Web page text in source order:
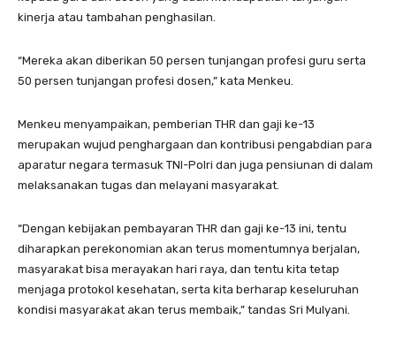
kinerja atau tambahan penghasilan.
“Mereka akan diberikan 50 persen tunjangan profesi guru serta
50 persen tunjangan profesi dosen,” kata Menkeu.
Menkeu menyampaikan, pemberian THR dan gaji ke-13
merupakan wujud penghargaan dan kontribusi pengabdian para
aparatur negara termasuk TNI-Polri dan juga pensiunan di dalam
melaksanakan tugas dan melayani masyarakat.
“Dengan kebijakan pembayaran THR dan gaji ke-13 ini, tentu
diharapkan perekonomian akan terus momentumnya berjalan,
masyarakat bisa merayakan hari raya, dan tentu kita tetap
menjaga protokol kesehatan, serta kita berharap keseluruhan
kondisi masyarakat akan terus membaik,” tandas Sri Mulyani.